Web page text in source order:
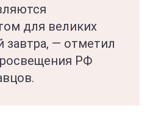
для великих
завтра, — отметил
РФ